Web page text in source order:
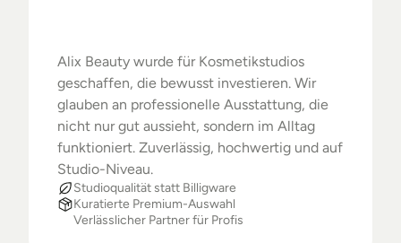
Alix Beauty wurde für Kosmetikstudios
geschaffen, die bewusst investieren. Wir
glauben an professionelle Ausstattung, die
nicht nur gut aussieht, sondern im Alltag
funktioniert. Zuverlässig, hochwertig und auf
Studio-Niveau.
Studioqualität statt Billigware
Kuratierte Premium-Auswahl
Verlässlicher Partner für Profis